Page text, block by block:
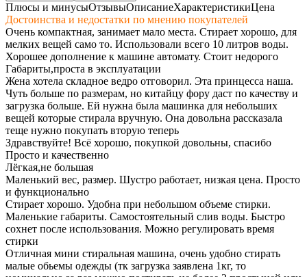
Плюсы и минусыОтзывыОписаниеХарактеристикиЦена
Достоинства и недостатки по мнению покупателей
Очень компактная, занимает мало места. Стирает хорошо, для
мелких вещей само то. Использовали всего 10 литров воды.
Хорошее дополнение к машине автомату. Стоит недорого
Габариты,проста в эксплуатации
Жена хотела складное ведро отговорил. Эта принцесса наша.
Чуть больше по размерам, но китайцу фору даст по качеству и
загрузка больше. Ей нужна была машинка для небольших
вещей которые стирала вручную. Она довольна рассказала
теще нужно покупать вторую теперь
Здравствуйте! Всё хорошо, покупкой довольны, спасибо
Просто и качественно
Лёгкая,не большая
Маленький вес, размер. Шустро работает, низкая цена. Просто
и функционально
Стирает хорошо. Удобна при небольшом объеме стирки.
Маленькие габариты. Самостоятельный слив воды. Быстро
сохнет после использования. Можно регулировать время
стирки
Отличная мини стиральная машина, очень удобно стирать
малые обьемы одежды (тк загрузка заявлена 1кг, то